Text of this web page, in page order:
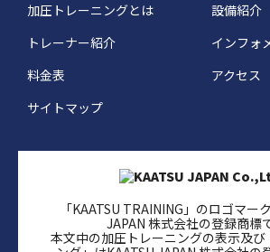
加圧トレーニングとは
設備紹介
トレーナー紹介
インフォ
料金表
アクセス
サイトマップ
「KAATSU TRAINING」のロゴマー
JAPAN 株式会社の登録商標
本文中の加圧トレーニングの表示及び